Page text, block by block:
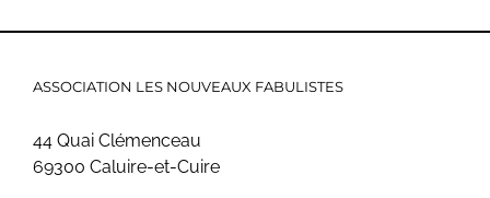
ASSOCIATION LES NOUVEAUX FABULISTES
44 Quai Clémenceau
69300 Caluire-et-Cuire